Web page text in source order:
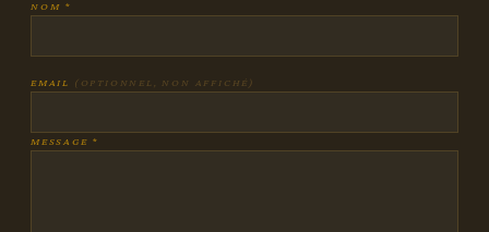
NOM *
EMAIL (OPTIONNEL, NON AFFICHÉ)
MESSAGE *